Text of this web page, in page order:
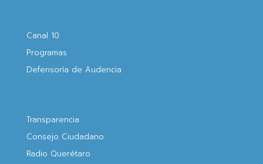
Canal 10
Programas
Defensoría de Audencia
Transparencia
Consejo Ciudadano
Radio Querétaro